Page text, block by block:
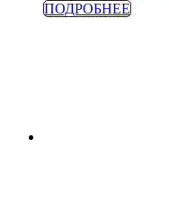
ПОДРОБНЕЕ